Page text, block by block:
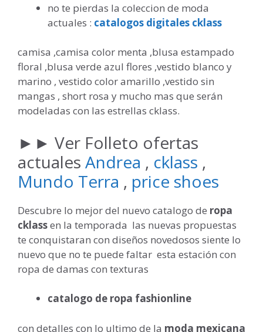
no te pierdas la coleccion de moda
actuales : catalogos digitales cklass
camisa ,camisa color menta ,blusa estampado
floral ,blusa verde azul flores ,vestido blanco y
marino , vestido color amarillo ,vestido sin
mangas , short rosa y mucho mas que serán
modeladas con las estrellas cklass.
►► Ver Folleto ofertas
actuales Andrea , cklass ,
Mundo Terra , price shoes
Descubre lo mejor del nuevo catalogo de ropa
cklassen la temporada las nuevas propuestas
te conquistaran con diseños novedosos siente lo
nuevo que no te puede faltar esta estación con
ropa de damas con texturas
catalogo de ropa fashionline
con detalles con lo ultimo de la moda mexicana